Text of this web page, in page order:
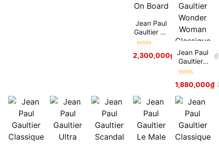
Jean Paul
Gaultier Le
Male On
hạng5sao 2,500,000₫
2,300,000₫ Jean Paul
Gaultier I
Love
Wonder
Woman
Classique
hạng5sao
1,880,000₫